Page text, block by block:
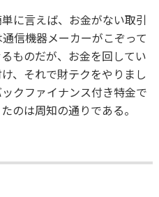
に言えば、お金がない取引
信機器メーカーがこぞって
ものだが、お金を回してい
、それで財テクをやりまし
クファイナンス付き特金で
のは周知の通りである。